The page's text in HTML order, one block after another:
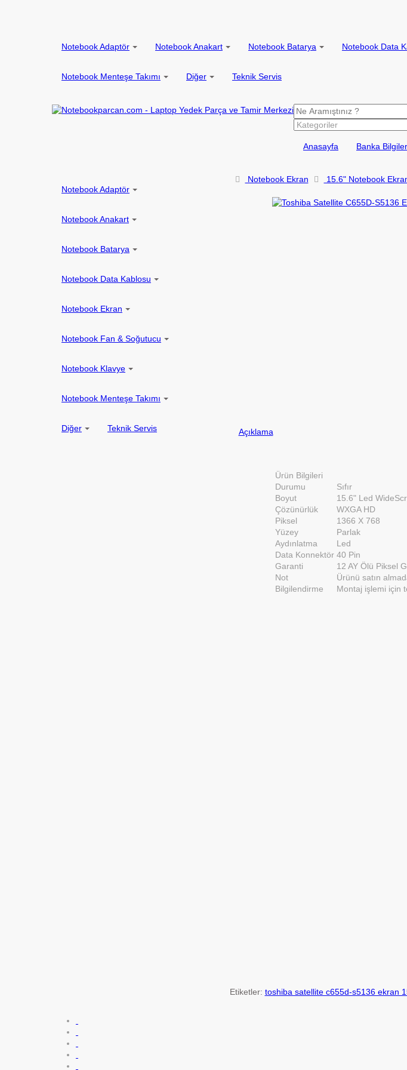
Notebook Adaptör Notebook Anakart Notebook Batarya Notebook Data
Notebook Menteşe Takımı Diğer Teknik Servis
Anasayfa Banka
Notebook Adaptör
Notebook Anakart
Notebook Batarya
Notebook Data Kablosu
Notebook Ekran
Notebook Fan & Soğutucu
Notebook Klavye
Notebook Menteşe Takımı
Diğer Teknik Servis
Notebook Ekran 15.6" Notebook
Açıklama
Ürün Bilgileri
Durumu
Sıfır
Boyut
15.6" Led
Çözünürlük
WXGA HD
Piksel
1366 X 768
Yüzey
Parlak
Aydınlatma
Led
Data Konnektör 40 Pin
Garanti
12 AY Ölü Piksel
Not
Ürünü satın
Bilgilendirme
Montaj işlemi için
Etiketler: toshiba satellite c655d-s5136 ekran